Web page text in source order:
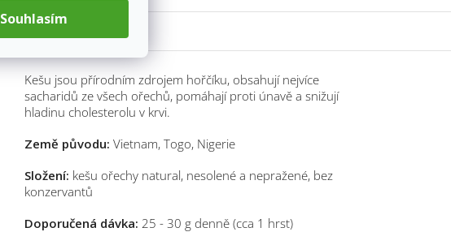
Souhlasím
Kešu jsou přírodním zdrojem hořčíku, obsahují nejvíce
sacharidů ze všech ořechů, pomáhají proti únavě a snižují
hladinu cholesterolu v krvi.
Země původu: Vietnam, Togo, Nigerie
Složení: kešu ořechy natural, nesolené a nepražené, bez
konzervantů
Doporučená dávka: 25 - 30 g denně (cca 1 hrst)